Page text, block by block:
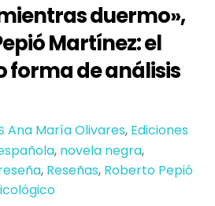
duermo»,
Martínez: el
forma de análisis
Ana María Olivares, Ediciones
, novela negra,
, Reseñas, Roberto Pepió